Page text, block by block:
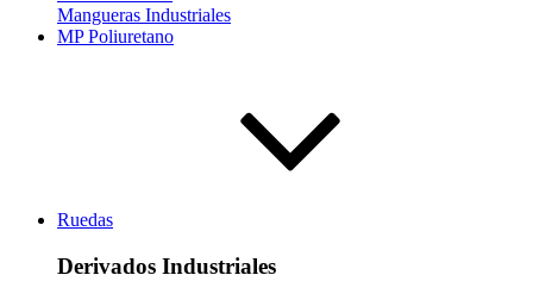
Mangueras Industriales
MP Poliuretano
Ruedas
Derivados Industriales